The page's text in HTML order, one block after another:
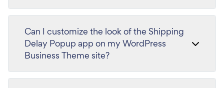
Can I customize the look of the Shipping
Delay Popup app on my WordPress
Business Theme site?